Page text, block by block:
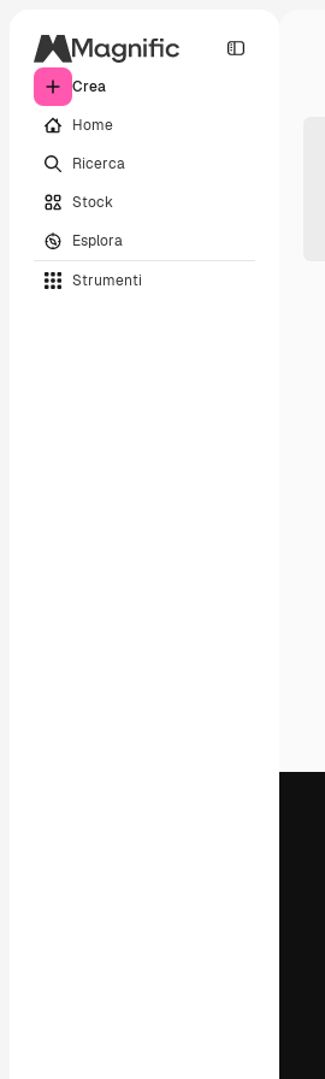
Crea
Home
Ricerca
Stock
Esplora
Strumenti